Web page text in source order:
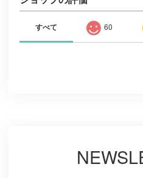
すべて 60